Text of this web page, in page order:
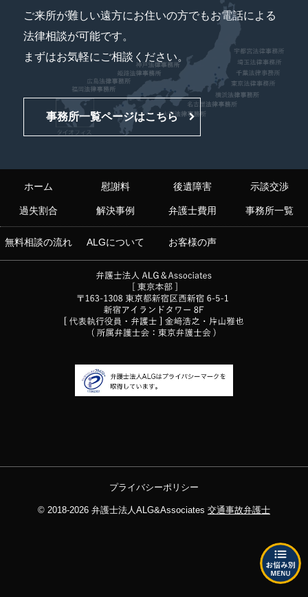
ご来所が難しい遠方にお住いの方でもお電話による
法律相談が可能です。
まずはお気軽にご相談ください。
事務所一覧ページはこちら
ホーム 慰謝料 後遺障害 示談交渉
過失割合 解決事例 弁護士費用 事務所一覧
無料相談の流れ ALGについて お客様の声
プライバシーポリシー
© 2018-2026 弁護士法人ALG&Associates 交通事故弁護士